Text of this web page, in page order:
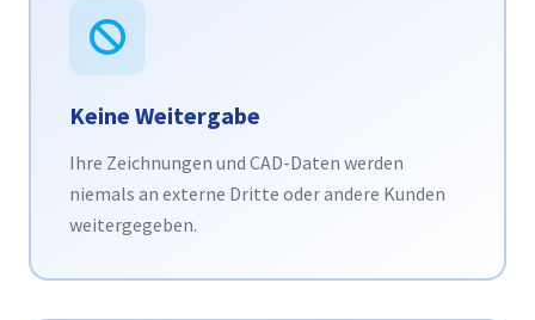
Keine Weitergabe
Ihre Zeichnungen und CAD-Daten werden
niemals an externe Dritte oder andere Kunden
weitergegeben.